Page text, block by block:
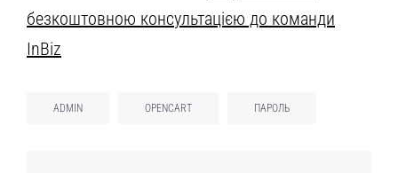
безкоштовною консультацією до команди
InBiz
ADMIN OPENCART ПАРОЛЬ